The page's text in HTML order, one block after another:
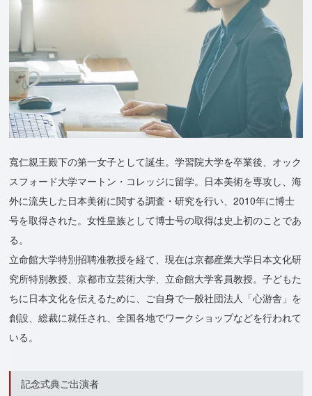
寬仁親王殿下の第一女子として誕生。学習院大学を卒業後、オック
スフォード大学マートン・コレッジに留学。日本美術を専攻し、海
外に流失した日本美術に関する調査・研究を行い、2010年に博士
号を取得された。女性皇族として博士号の取得は史上初のことであ
る。
立命館大学特別招聘准教授を経て、現在は京都産業大学日本文化研
究所特別教授、京都市立芸術大学、立命館大学客員教授。子どもた
ちに日本文化を伝えるために、ご自身で一般社団法人「心游舎」を
創設、総裁に就任され、全国各地でワークショップなどを行われて
いる。
記念式典ご出演者